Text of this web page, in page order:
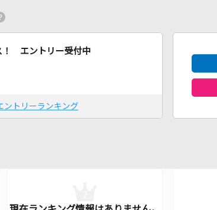
！ エントリー受付中
ントリーランキング